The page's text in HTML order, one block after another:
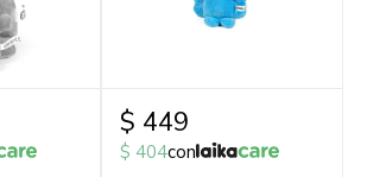
$ 449
$ 404con